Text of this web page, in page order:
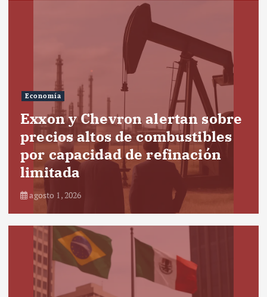
Economía
Exxon y Chevron alertan sobre
precios altos de combustibles
por capacidad de refinación
limitada
agosto 1, 2026